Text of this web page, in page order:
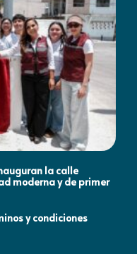
la calle
moderna y de primer
y condiciones